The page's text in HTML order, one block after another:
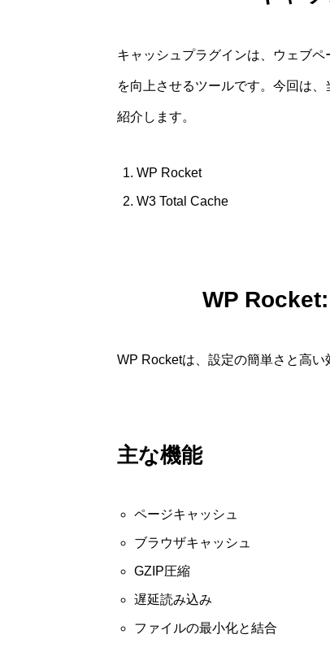
キャッシュプラグインは、ウェブ
を向上させるツールです。今回は
紹介します。
WP Rocket
W3 Total Cache
WP
WP Rocketは、設定の簡単さと高い
主な機能
ページキャッシュ
ブラウザキャッシュ
GZIP圧縮
遅延読み込み
ファイルの最小化と結合